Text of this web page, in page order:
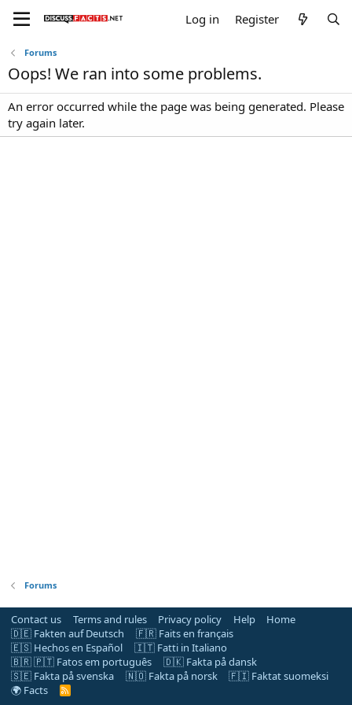
Log in Register
Forums
Oops! We ran into some problems.
An error occurred while the page was being generated. Please
try again later.
Forums
Contact us Terms and rules Privacy policy Help
Home
🇩🇪 Fakten auf Deutsch
🇫🇷 Faits en français
🇪🇸 Hechos en Español
🇮🇹 Fatti in Italiano
🇧🇷 🇵🇹 Fatos em português
🇩🇰 Fakta på dansk
🇸🇪 Fakta på svenska
🇳🇴 Fakta på norsk
🇫🇮 Faktat suomeksi
🌍 Facts
R